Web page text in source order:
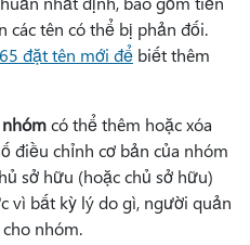
các tên có thể bị phản đối.
đặt tên mới để biết thêm
có thể thêm hoặc xóa
điều chỉnh cơ bản của nhóm
sở hữu (hoặc chủ sở hữu)
vì bất kỳ lý do gì, người quản
nhóm.